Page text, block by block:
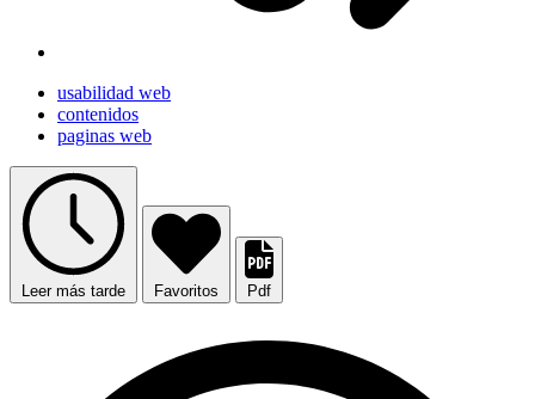
usabilidad web
contenidos
paginas web
Leer más tarde Favoritos Pdf